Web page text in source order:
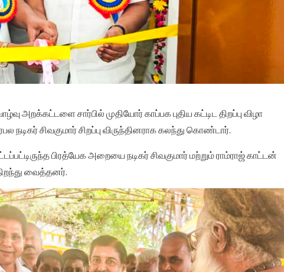
அறக்கட்டளை சார்பில் முதியோர் காப்பக புதிய கட்டிட திறப்பு விழா
நடிகர் சிவகுமார் சிறப்பு விருந்தினராக கலந்து கொண்டார்.
பிரத்யேக அறையை நடிகர் சிவகுமார் மற்றும் ராம்ராஜ் காட்டன்
வைத்தனர்.